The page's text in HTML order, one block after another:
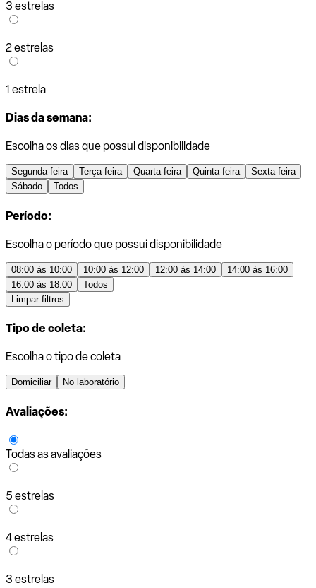
3 estrelas
2 estrelas
1 estrela
Dias da semana:
Escolha os dias que possui disponibilidade
Segunda-feira Terça-feira Quarta-feira Quinta-feira
Sexta-feira
Sábado
Todos
Período:
Escolha o período que possui disponibilidade
08:00 às 10:00 10:00 às 12:00 12:00 às 14:00
14:00 às 16:00
16:00 às 18:00
Todos
Limpar filtros
Tipo de coleta:
Escolha o tipo de coleta
Domiciliar No laboratório
Avaliações:
Todas as avaliações
5 estrelas
4 estrelas
3 estrelas